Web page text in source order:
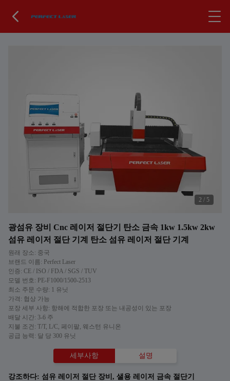
2 / 5
광섬유 장비 Cnc 레이저 절단기 탄소 금속 1kw 1.5kw 2kw
섬유 레이저 절단 기계 탄소 섬유 레이저 절단 기계
원래 장소: 중국
브랜드 이름: Perfect Laser
인증: CE / ISO / FDA / SGS / TUV
모델 번호: PE-F1000/1500-2513
최소 주문 수량: 1 유닛
가격: 협상 가능
포장 세부 사항: 항해에 적합한 포장 또는 내공성이 있는 포장
배달 시간: 3-6 주
지불 조건: T/T, L/C, 페이팔, 웨스턴 유니온
공급 능력: 달 당 300 유닛
세부사항 설명
강조하다: 섬유 레이저 절단 장비 , 샐용 레이저 금속 절단기